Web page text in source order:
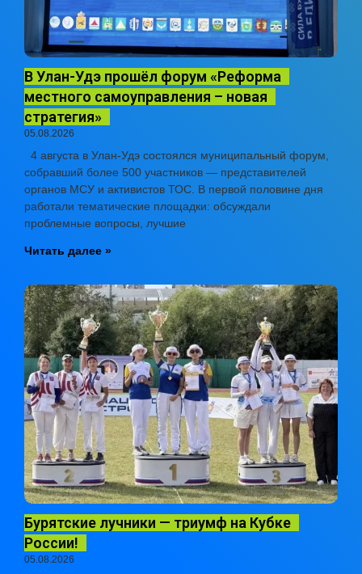
В Улан-Удэ прошёл форум «Реформа
местного самоуправления – новая
стратегия»
05.08.2026
4 августа в Улан-Удэ состоялся муниципальный форум,
собравший более 500 участников — представителей
органов МСУ и активистов ТОС. В первой половине дня
работали тематические площадки: обсуждали
проблемные вопросы, лучшие
Читать далее »
Бурятские лучники — триумф на Кубке
России!
05.08.2026